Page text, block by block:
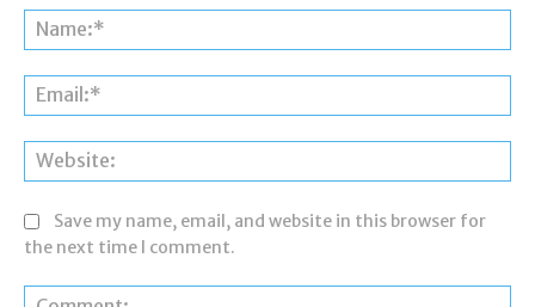
Save my name, email, and website in this browser for
the next time I comment.